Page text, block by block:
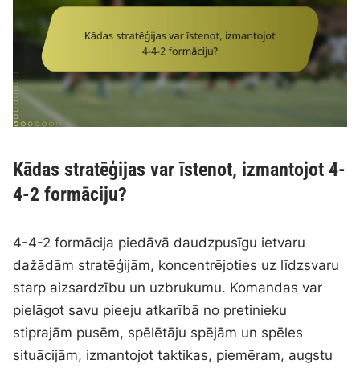
Kādas stratēģijas var īstenot, izmantojot 4-
4-2 formāciju?
4-4-2 formācija piedāvā daudzpusīgu ietvaru
dažādām stratēģijām, koncentrējoties uz līdzsvaru
starp aizsardzību un uzbrukumu. Komandas var
pielāgot savu pieeju atkarībā no pretinieku
stiprajām pusēm, spēlētāju spējām un spēles
situācijām, izmantojot taktikas, piemēram, augstu